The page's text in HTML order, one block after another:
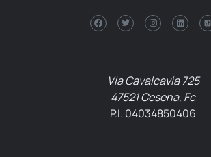
Via Cavalcavia 725
47521 Cesena, Fc
P.I. 04034850406